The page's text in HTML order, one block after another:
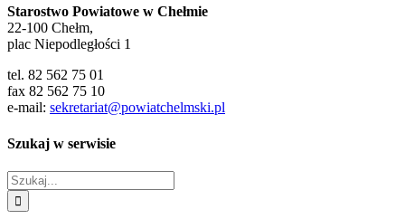
Starostwo Powiatowe w Chełmie
22-100 Chełm,
plac Niepodległości 1
tel. 82 562 75 01
fax 82 562 75 10
e-mail: sekretariat@powiatchelmski.pl
Szukaj w serwisie
Szukaj